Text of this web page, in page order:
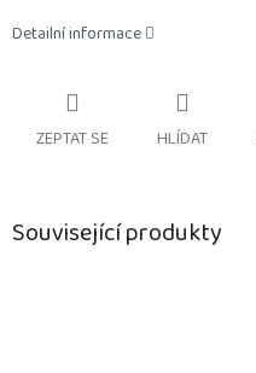
Detailní informace
ZEPTAT SE HLÍDAT
Související produkty